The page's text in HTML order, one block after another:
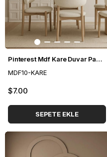
Pinterest Mdf Kare Duvar Paneli 48*48 cm
MDF10-KARE
$7.00
SEPETE EKLE